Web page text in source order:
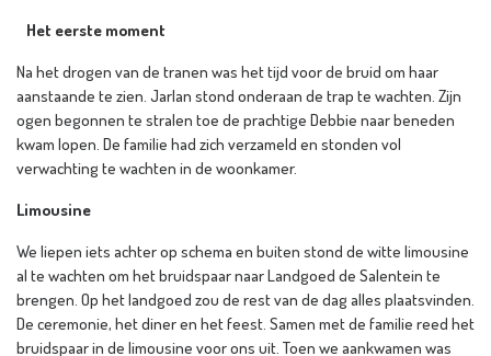
Het eerste moment
Na het drogen van de tranen was het tijd voor de bruid om haar
aanstaande te zien. Jarlan stond onderaan de trap te wachten. Zijn
ogen begonnen te stralen toe de prachtige Debbie naar beneden
kwam lopen. De familie had zich verzameld en stonden vol
verwachting te wachten in de woonkamer.
Limousine
We liepen iets achter op schema en buiten stond de witte limousine
al te wachten om het bruidspaar naar Landgoed de Salentein te
brengen. Op het landgoed zou de rest van de dag alles plaatsvinden.
De ceremonie, het diner en het feest. Samen met de familie reed het
bruidspaar in de limousine voor ons uit. Toen we aankwamen was